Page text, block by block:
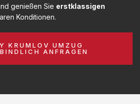
genießen Sie erstklassigen
Konditionen.
KRUMLOV UMZUG
ANFRAGEN